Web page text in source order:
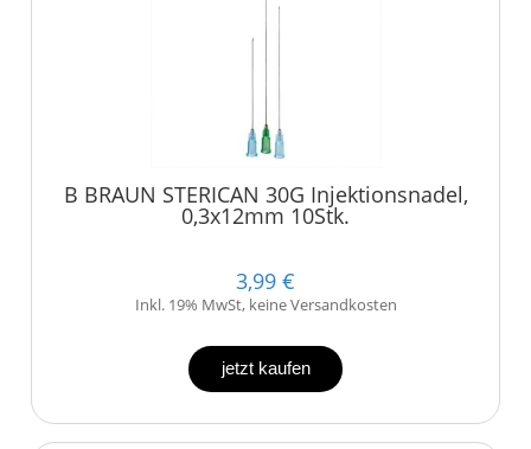
B BRAUN STERICAN 30G Injektionsnadel,
0,3x12mm 10Stk.
3,99 €
Inkl. 19% MwSt, keine Versandkosten
jetzt kaufen